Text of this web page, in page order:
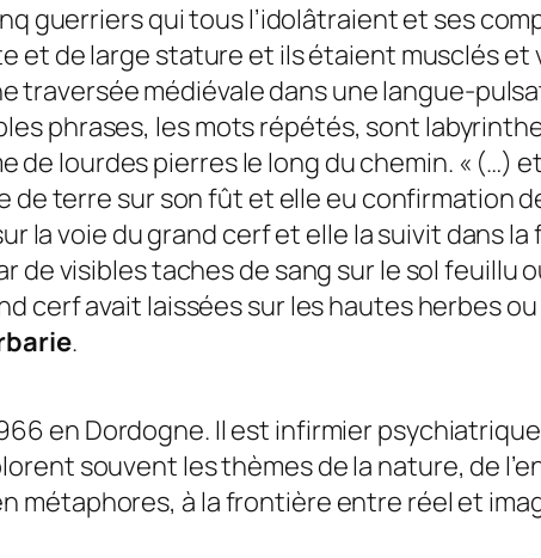
guerriers qui tous l’idolâtraient et ses
et de large stature et ils étaient musclés et
traversée médiévale dans une langue-
phrases, les mots répétés, sont
de lourdes pierres le long du chemin. « (…)
de terre sur son fût et elle eu confirmation
la voie du grand cerf et elle la suivit dans
de visibles taches de sang sur le sol feuillu
cerf avait laissées sur les hautes herbes
.
en Dordogne. Il est infirmier
souvent les thèmes de la nature, de
métaphores, à la frontière entre réel et